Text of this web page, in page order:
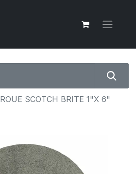
ROUE SCOTCH BRITE 1"X 6"